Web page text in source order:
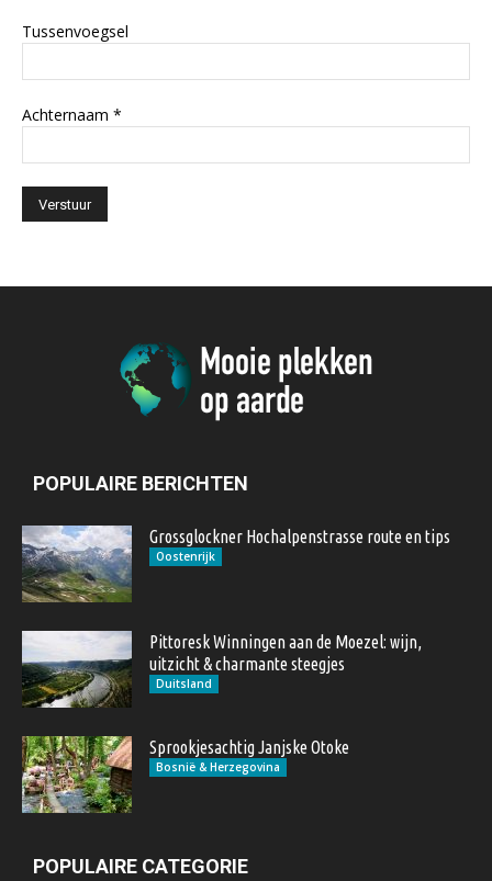
Tussenvoegsel
Achternaam *
POPULAIRE BERICHTEN
Grossglockner Hochalpenstrasse route en tips
Oostenrijk
Pittoresk Winningen aan de Moezel: wijn,
uitzicht & charmante steegjes
Duitsland
Sprookjesachtig Janjske Otoke
Bosnië & Herzegovina
POPULAIRE CATEGORIE